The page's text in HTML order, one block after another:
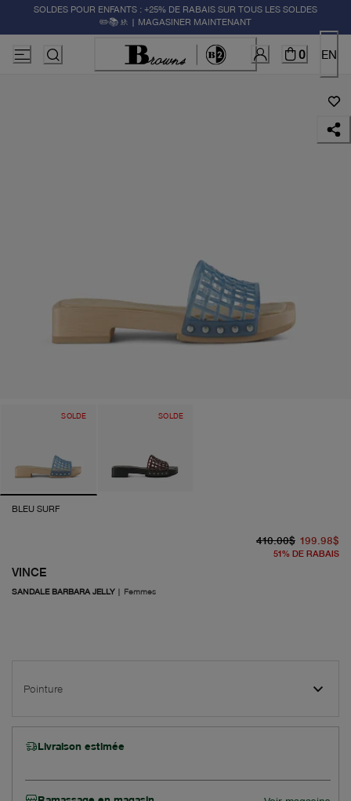
SOLDES POUR ENFANTS : +25% DE RABAIS SUR TOUS LES SOLDES
✏️📚🚸 | MAGASINER MAINTENANT
0 EN
SOLDE SOLDE
BLEU SURF
VINCE
SANDALE BARBARA JELLY| Femmes
410.00$ 199.98$
51% DE RABAIS
Pointure
Livraison estimée